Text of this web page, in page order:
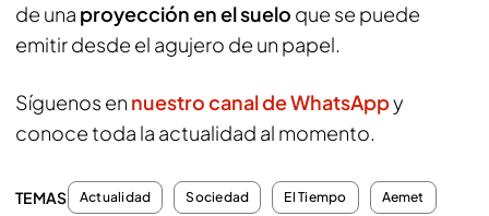
de una proyección en el suelo que se puede
emitir desde el agujero de un papel.
Síguenos en nuestro canal de WhatsAppy
conoce toda la actualidad al momento.
TEMAS Actualidad Sociedad El Tiempo Aemet